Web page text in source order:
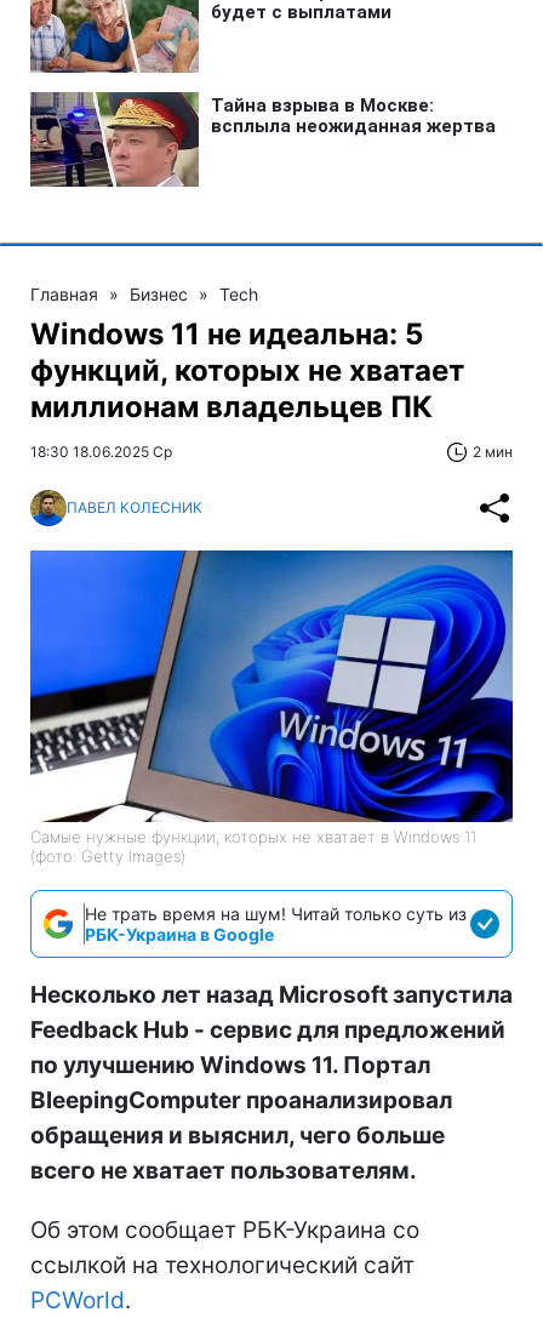
Главная » Бизнес » Tech
Windows 11 не идеальна: 5
функций, которых не хватает
миллионам владельцев ПК
18:30 18.06.2025 Ср 2 мин
ПАВЕЛ КОЛЕСНИК
Самые нужные функции, которых не хватает в Windows 11
(фото: Getty Images)
Не трать время на шум! Читай только суть из
РБК-Украина в Google
Несколько лет назад Microsoft запустила
Feedback Hub - сервис для предложений
по улучшению Windows 11. Портал
BleepingComputer проанализировал
обращения и выяснил, чего больше
всего не хватает пользователям.
Об этом сообщает РБК-Украина со
ссылкой на технологический сайт
PCWorld.